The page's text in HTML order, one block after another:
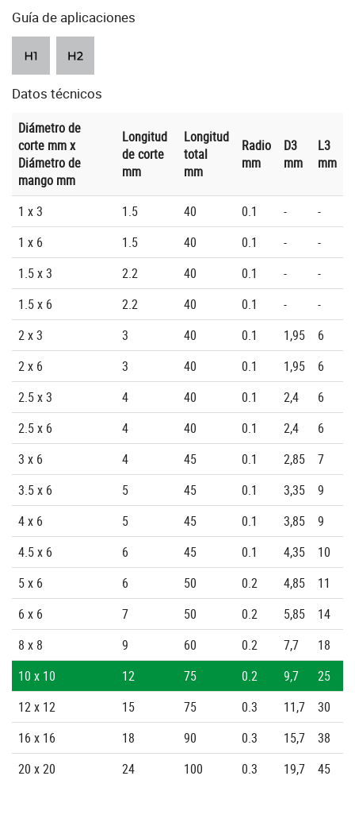
Guía de aplicaciones
Datos técnicos
Diámetro de
corte mm x
Diámetro de
mango mm
Longitud
de corte
mm
Longitud
total
mm
Radio
mm
D3
mm
L3
mm
1 x 3 1.5 40 0.1 -
-
1 x 6
1.5 40 0.1 -
-
1.5 x 3
2.2 40 0.1 -
-
1.5 x 6
2.2 40 0.1 -
-
2 x 3
3 40 0.1 1,95
6
2 x 6
3 40 0.1 1,95
6
2.5 x 3
4 40 0.1 2,4
6
2.5 x 6
4 40 0.1 2,4
6
3 x 6
4 45 0.1 2,85
7
3.5 x 6
5 45 0.1 3,35
9
4 x 6
5 45 0.1 3,85
9
4.5 x 6
6 45 0.1 4,35
10
5 x 6
6 50 0.2 4,85
11
6 x 6
7 50 0.2 5,85
14
8 x 8
9 60 0.2 7,7
18
10 x 10
12 75 0.2 9,7
25
12 x 12
15 75 0.3 11,7
30
16 x 16
18 90 0.3 15,7
38
20 x 20
24 100 0.3 19,7 45